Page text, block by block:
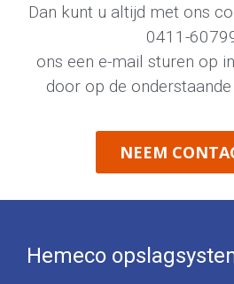
Dan kunt u altijd met ons
0411-
ons een e-mail sturen op
door op de
NEEM
Hemeco